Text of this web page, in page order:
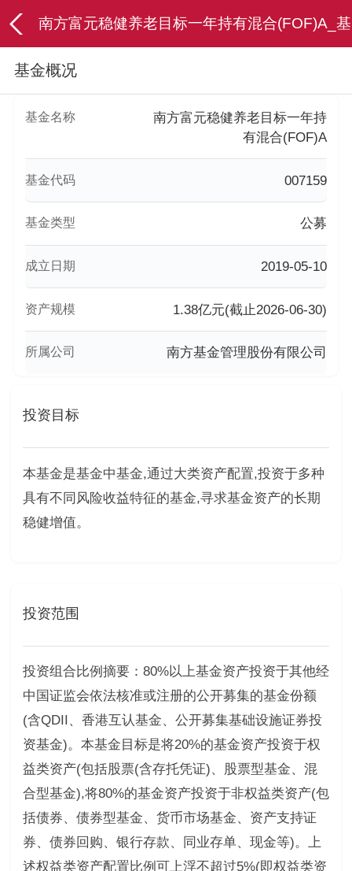
南方富元稳健养老目标一年持有混合(FOF)A_基
基金概况
基金名称
南方富元稳健养老目标一年持
有混合(FOF)A
基金代码 007159
基金类型 公募
成立日期 2019-05-10
资产规模 1.38亿元(截止2026-06-30)
所属公司 南方基金管理股份有限公司
投资目标
本基金是基金中基金,通过大类资产配置,投资于多种
具有不同风险收益特征的基金,寻求基金资产的长期
稳健增值。
投资范围
投资组合比例摘要：80%以上基金资产投资于其他经
中国证监会依法核准或注册的公开募集的基金份额
(含QDII、香港互认基金、公开募集基础设施证券投
资基金)。本基金目标是将20%的基金资产投资于权
益类资产(包括股票(含存托凭证)、股票型基金、混
合型基金),将80%的基金资产投资于非权益类资产(包
括债券、债券型基金、货币市场基金、资产支持证
券、债券回购、银行存款、同业存单、现金等)。上
述权益类资产配置比例可上浮不超过5%(即权益类资